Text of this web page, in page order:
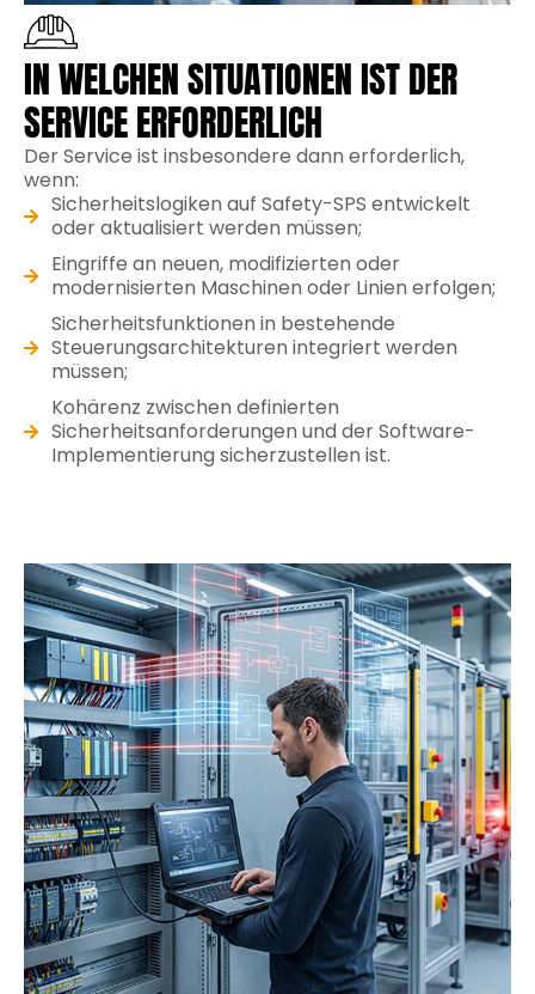
IN WELCHEN SITUATIONEN IST DER
SERVICE ERFORDERLICH
Der Service ist insbesondere dann erforderlich,
wenn:
Sicherheitslogiken auf Safety-SPS entwickelt
oder aktualisiert werden müssen;
Eingriffe an neuen, modifizierten oder
modernisierten Maschinen oder Linien erfolgen;
Sicherheitsfunktionen in bestehende
Steuerungsarchitekturen integriert werden
müssen;
Kohärenz zwischen definierten
Sicherheitsanforderungen und der Software-
Implementierung sicherzustellen ist.